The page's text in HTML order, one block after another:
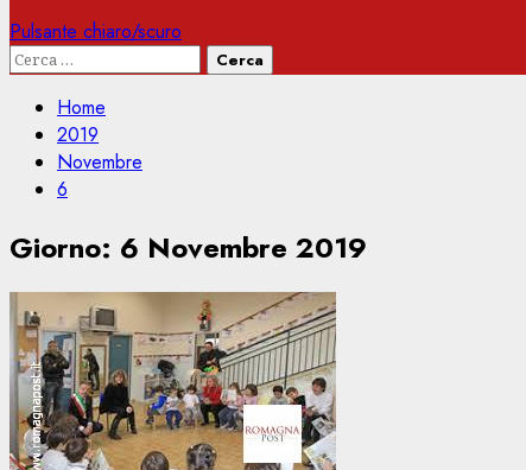
Pulsante chiaro/scuro
Ricerca
Home
2019
Novembre
6
Giorno: 6 Novembre 2019